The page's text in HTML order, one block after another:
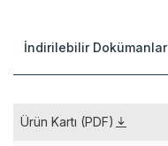
İndirilebilir Dokümanlar
Ürün Kartı (PDF)